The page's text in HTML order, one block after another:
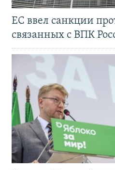
ЕС ввел санкции
связанных с ВПК